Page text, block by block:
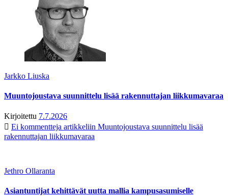
Jarkko Liuska
Muuntojoustava suunnittelu lisää rakennuttajan liikkumavaraa
Kirjoitettu 7.7.2026
Ei kommentteja artikkeliin Muuntojoustava suunnittelu lisää
rakennuttajan liikkumavaraa
Jethro Ollaranta
Asiantuntijat kehittävät uutta mallia kampusasumiselle